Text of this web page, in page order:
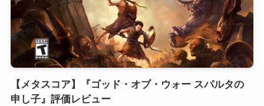
【メタスコア】『ゴッド・オブ・ウォー スパルタの
申し子』評価レビュー